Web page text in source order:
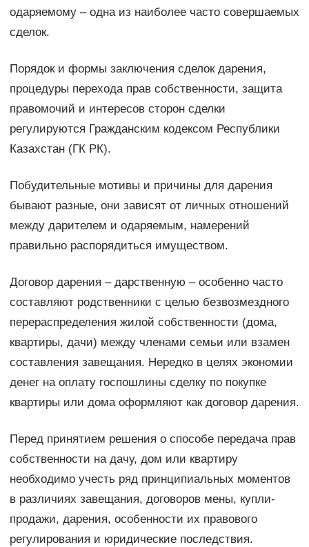
одаряемому – одна из наиболее часто совершаемых
сделок.
Порядок и формы заключения сделок дарения,
процедуры перехода прав собственности, защита
правомочий и интересов сторон сделки
регулируются Гражданским кодексом Республики
Казахстан (ГК РК).
Побудительные мотивы и причины для дарения
бывают разные, они зависят от личных отношений
между дарителем и одаряемым, намерений
правильно распорядиться имуществом.
Договор дарения – дарственную – особенно часто
составляют родственники с целью безвозмездного
перераспределения жилой собственности (дома,
квартиры, дачи) между членами семьи или взамен
составления завещания. Нередко в целях экономии
денег на оплату госпошлины сделку по покупке
квартиры или дома оформляют как договор дарения.
Перед принятием решения о способе передача прав
собственности на дачу, дом или квартиру
необходимо учесть ряд принципиальных моментов
в различиях завещания, договоров мены, купли-
продажи, дарения, особенности их правового
регулирования и юридические последствия.